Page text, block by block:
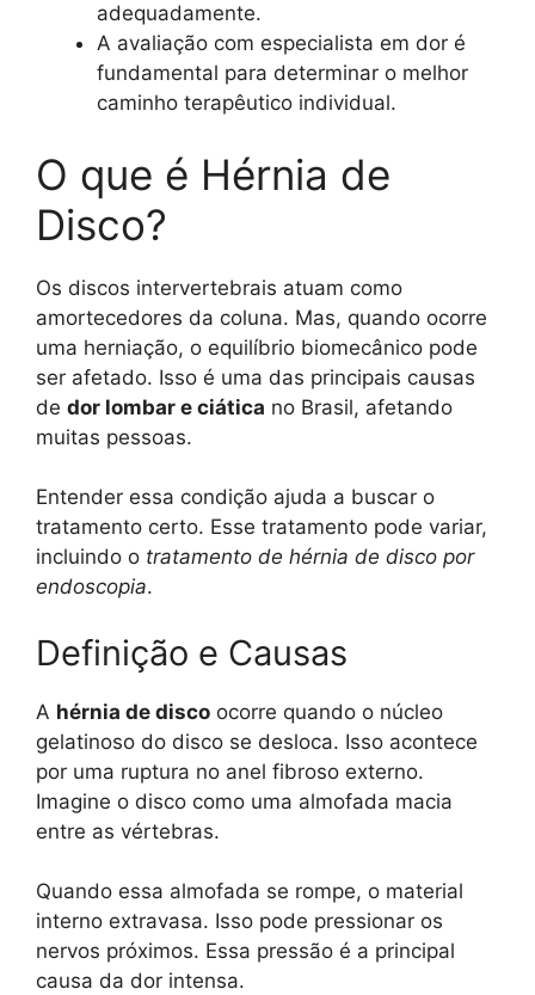
adequadamente.
A avaliação com especialista em dor é
fundamental para determinar o melhor
caminho terapêutico individual.
O que é Hérnia de
Disco?
Os discos intervertebrais atuam como
amortecedores da coluna. Mas, quando ocorre
uma herniação, o equilíbrio biomecânico pode
ser afetado. Isso é uma das principais causas
de dor lombar e ciática no Brasil, afetando
muitas pessoas.
Entender essa condição ajuda a buscar o
tratamento certo. Esse tratamento pode variar,
incluindo o tratamento de hérnia de disco por
endoscopia.
Definição e Causas
A hérnia de disco ocorre quando o núcleo
gelatinoso do disco se desloca. Isso acontece
por uma ruptura no anel fibroso externo.
Imagine o disco como uma almofada macia
entre as vértebras.
Quando essa almofada se rompe, o material
interno extravasa. Isso pode pressionar os
nervos próximos. Essa pressão é a principal
causa da dor intensa.